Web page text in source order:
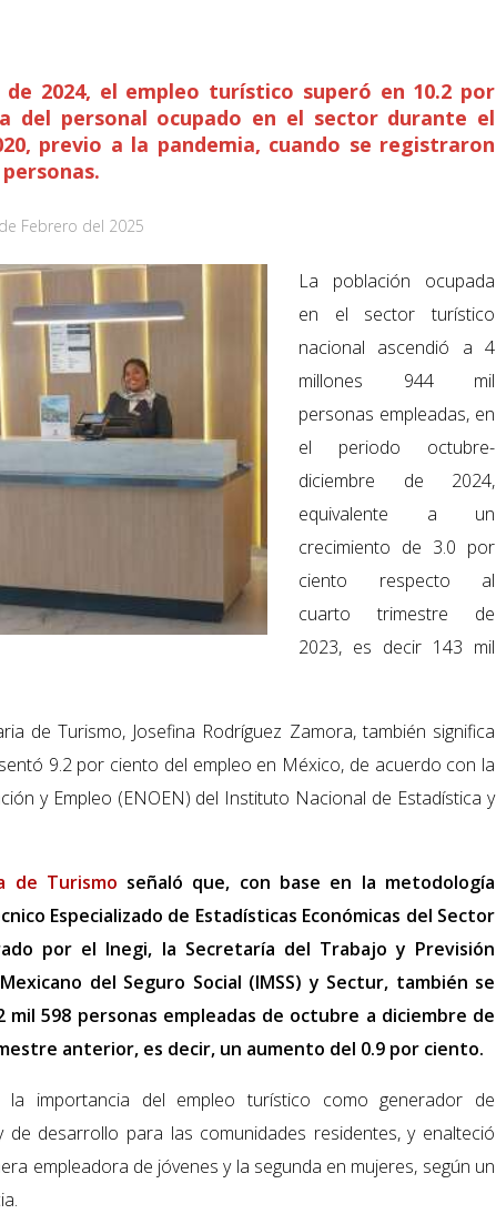
2024, el empleo turístico superó en 10.2 por
del personal ocupado en el sector durante el
previo a la pandemia, cuando se registraron
Febrero del 2025
La población ocupada
en el sector turístico
nacional ascendió a 4
millones 944 mil
personas empleadas, en
el periodo octubre-
diciembre de 2024,
equivalente a un
crecimiento de 3.0 por
ciento respecto al
cuarto trimestre de
2023, es decir 143 mil
de Turismo, Josefina Rodríguez Zamora, también significa
9.2 por ciento del empleo en México, de acuerdo con la
y Empleo (ENOEN) del Instituto Nacional de Estadística y
de Turismo señaló que, con base en la metodología
Especializado de Estadísticas Económicas del Sector
por el Inegi, la Secretaría del Trabajo y Previsión
del Seguro Social (IMSS) y Sectur, también se
598 personas empleadas de octubre a diciembre de
anterior, es decir, un aumento del 0.9 por ciento.
la importancia del empleo turístico como generador de
de desarrollo para las comunidades residentes, y enalteció
empleadora de jóvenes y la segunda en mujeres, según un